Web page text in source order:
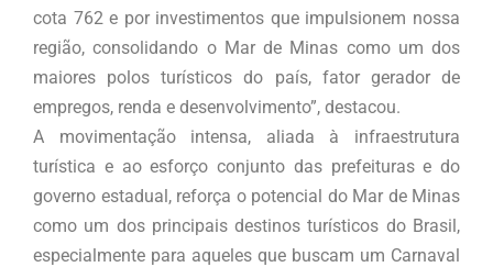
cota 762 e por investimentos que impulsionem nossa
região, consolidando o Mar de Minas como um dos
maiores polos turísticos do país, fator gerador de
empregos, renda e desenvolvimento”, destacou.
A movimentação intensa, aliada à infraestrutura
turística e ao esforço conjunto das prefeituras e do
governo estadual, reforça o potencial do Mar de Minas
como um dos principais destinos turísticos do Brasil,
especialmente para aqueles que buscam um Carnaval